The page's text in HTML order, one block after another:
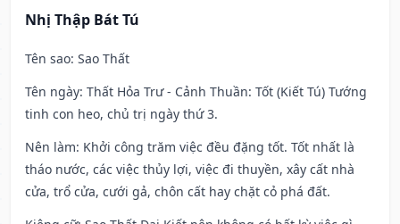
Nhị Thập Bát Tú
Tên sao: Sao Thất
Tên ngày: Thất Hỏa Trư - Cảnh Thuần: Tốt (Kiết Tú) Tướng
tinh con heo, chủ trị ngày thứ 3.
Nên làm: Khởi công trăm việc đều đặng tốt. Tốt nhất là
tháo nước, các việc thủy lợi, việc đi thuyền, xây cất nhà
cửa, trổ cửa, cưới gả, chôn cất hay chặt cỏ phá đất.